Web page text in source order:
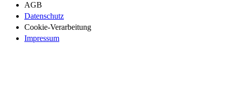
AGB
Datenschutz
Cookie-Verarbeitung
Impressum